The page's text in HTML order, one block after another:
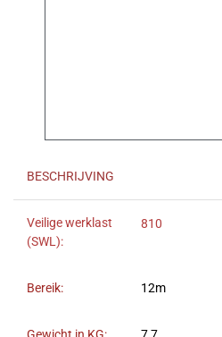
BESCHRIJVING
Veilige werklast
(SWL):
810
Bereik: 12m